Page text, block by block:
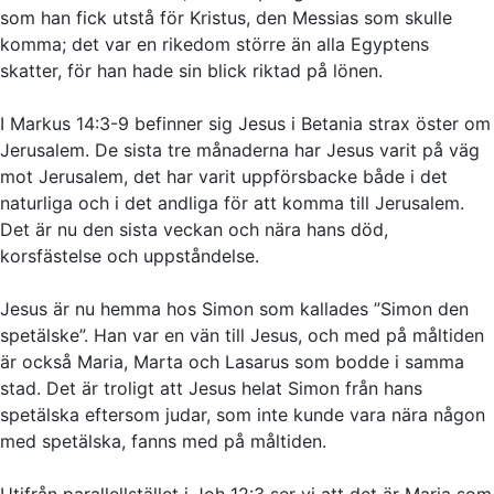
som han fick utstå för Kristus, den Messias som skulle
komma; det var en rikedom större än alla Egyptens
skatter, för han hade sin blick riktad på lönen.
I Markus 14:3-9 befinner sig Jesus i Betania strax öster om
Jerusalem. De sista tre månaderna har Jesus varit på väg
mot Jerusalem, det har varit uppförsbacke både i det
naturliga och i det andliga för att komma till Jerusalem.
Det är nu den sista veckan och nära hans död,
korsfästelse och uppståndelse.
Jesus är nu hemma hos Simon som kallades ”Simon den
spetälske”. Han var en vän till Jesus, och med på måltiden
är också Maria, Marta och Lasarus som bodde i samma
stad. Det är troligt att Jesus helat Simon från hans
spetälska eftersom judar, som inte kunde vara nära någon
med spetälska, fanns med på måltiden.